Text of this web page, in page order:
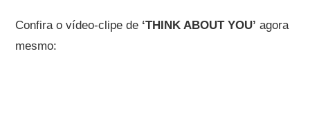
Confira o vídeo-clipe de ‘THINK ABOUT YOU’agora
mesmo: